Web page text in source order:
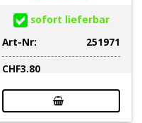
sofort lieferbar
Art-Nr:
251971
CHF3.80